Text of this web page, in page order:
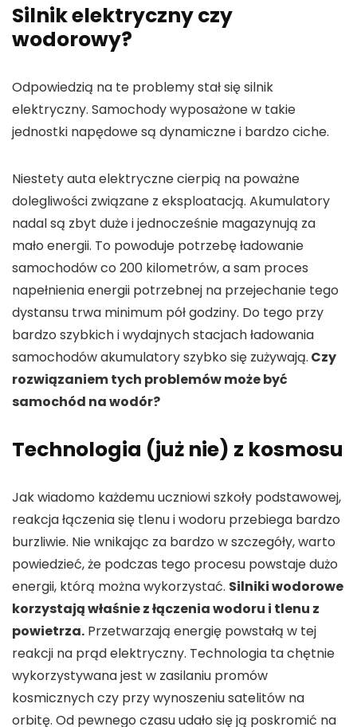
Silnik elektryczny czy
wodorowy?
Odpowiedzią na te problemy stał się silnik
elektryczny. Samochody wyposażone w takie
jednostki napędowe są dynamiczne i bardzo ciche.
Niestety auta elektryczne cierpią na poważne
dolegliwości związane z eksploatacją. Akumulatory
nadal są zbyt duże i jednocześnie magazynują za
mało energii. To powoduje potrzebę ładowanie
samochodów co 200 kilometrów, a sam proces
napełnienia energii potrzebnej na przejechanie tego
dystansu trwa minimum pół godziny. Do tego przy
bardzo szybkich i wydajnych stacjach ładowania
samochodów akumulatory szybko się zużywają. Czy
rozwiązaniem tych problemów może być
samochód na wodór?
Technologia (już nie) z kosmosu
Jak wiadomo każdemu uczniowi szkoły podstawowej,
reakcja łączenia się tlenu i wodoru przebiega bardzo
burzliwie. Nie wnikając za bardzo w szczegóły, warto
powiedzieć, że podczas tego procesu powstaje dużo
energii, którą można wykorzystać. Silniki wodorowe
korzystają właśnie z łączenia wodoru i tlenu z
powietrza. Przetwarzają energię powstałą w tej
reakcji na prąd elektryczny. Technologia ta chętnie
wykorzystywana jest w zasilaniu promów
kosmicznych czy przy wynoszeniu satelitów na
orbitę. Od pewnego czasu udało się ją poskromić na